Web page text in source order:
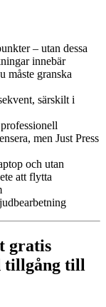
– utan dessa
innebär
måste granska
särskilt i
men Just Press
och utan
att flytta
gratis
tillgång till